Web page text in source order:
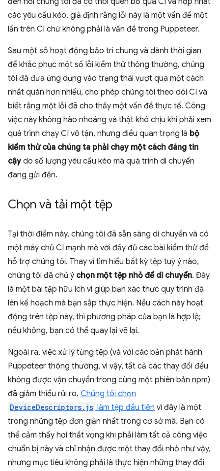
các yêu cầu kéo, giả định rằng lỗi này là một vấn đề một
lần trên CI chứ không phải là vấn đề trong Puppeteer.
Sau một số hoạt động bảo trì chung và dành thời gian
để khắc phục một số lỗi kiểm thử thông thường, chúng
tôi đã đưa ứng dụng vào trạng thái vượt qua một cách
nhất quán hơn nhiều, cho phép chúng tôi theo dõi CI và
biết rằng một lỗi đã cho thấy một vấn đề thực tế. Công
việc này không hào nhoáng và thật khó chịu khi phải xem
quá trình chạy CI vô tận, nhưng điều quan trọng là bộ
kiểm thử của chúng ta phải chạy một cách đáng tin
cậydo số lượng yêu cầu kéo mà quá trình di chuyển
đang gửi đến.
Chọn và tải một tệp
Tại thời điểm này, chúng tôi đã sẵn sàng di chuyển và có
một máy chủ CI mạnh mẽ với đầy đủ các bài kiểm thử để
hỗ trợ chúng tôi. Thay vì tìm hiểu bất kỳ tệp tuỳ ý nào,
chúng tôi đã chủ ý chọn một tệp nhỏ để di chuyển. Đây
là một bài tập hữu ích vì giúp bạn xác thực quy trình đã
lên kế hoạch mà bạn sắp thực hiện. Nếu cách này hoạt
động trên tệp này, thì phương pháp của bạn là hợp lệ;
nếu không, bạn có thể quay lại vẽ lại.
Ngoài ra, việc xử lý từng tệp (và với các bản phát hành
Puppeteer thông thường, vì vậy, tất cả các thay đổi đều
không được vận chuyển trong cùng một phiên bản npm)
đã giảm thiểu rủi ro. Chúng tôi chọn
DeviceDescriptors.js làm tệp đầu tiên vì đây là một
trong những tệp đơn giản nhất trong cơ sở mã. Bạn có
thể cảm thấy hơi thất vọng khi phải làm tất cả công việc
chuẩn bị này và chỉ nhận được một thay đổi nhỏ như vậy,
nhưng mục tiêu không phải là thực hiện những thay đổi